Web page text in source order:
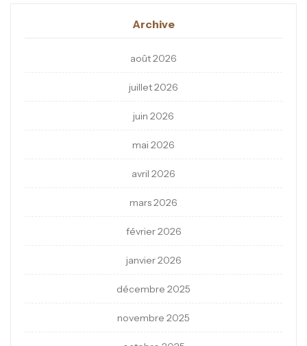
Archive
août 2026
juillet 2026
juin 2026
mai 2026
avril 2026
mars 2026
février 2026
janvier 2026
décembre 2025
novembre 2025